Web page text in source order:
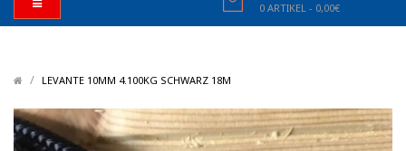
0 ARTIKEL - 0,00€
/ LEVANTE 10MM 4.100KG SCHWARZ 18M